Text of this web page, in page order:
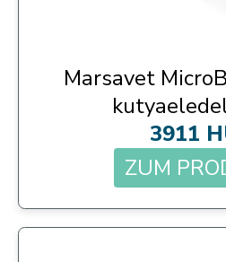
Marsavet
3911
ZUM